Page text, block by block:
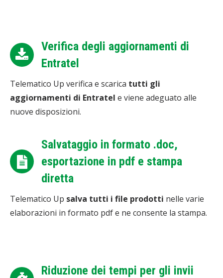
Verifica degli aggiornamenti di
Entratel
Telematico Up verifica e scarica tutti gli
aggiornamenti di Entratel e viene adeguato alle
nuove disposizioni.
Salvataggio in formato .doc,
esportazione in pdf e stampa
diretta
Telematico Up salva tutti i file prodotti nelle varie
elaborazioni in formato pdf e ne consente la stampa.
Riduzione dei tempi per gli invii